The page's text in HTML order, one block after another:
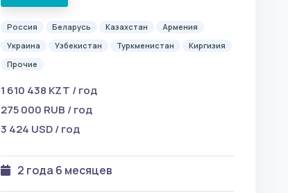
Россия Беларусь Казахстан
Армения
Украина
Узбекистан Туркменистан
Киргизия
Прочие
1 610 438 KZT / год
275 000 RUB / год
3 424 USD / год
2 года 6 месяцев